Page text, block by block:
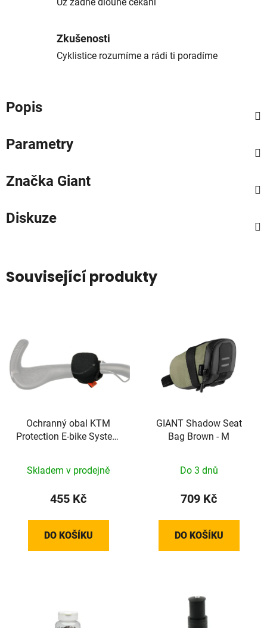
Zkušenosti
Cyklistice rozumíme a rádi ti poradíme
Popis
Parametry
Značka Giant
Diskuze
Související produkty
Ochranný obal KTM
Protection E-bike System
Skladem v prodejně
455 Kč
DO KOŠÍKU
GIANT Shadow Seat
Bag Brown - M
Do 3 dnů
709 Kč
DO KOŠÍKU